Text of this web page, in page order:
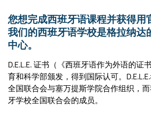
您想完成西班牙语课程并获得用
我们的西班牙语学校是格拉纳达
中心。
D.E.L.E. 证书（《西班牙语作为外语的证
育和科学部颁发，得到国际认可。
全国联合会与塞万提斯学院合作组织，
牙学校全国联合会的成员。